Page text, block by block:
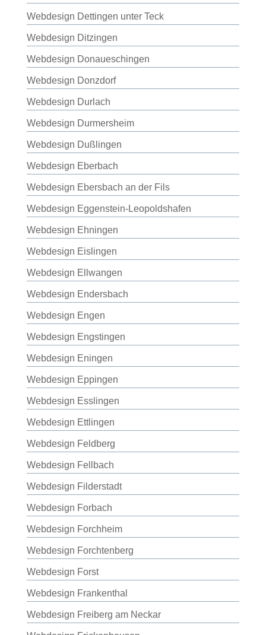
Webdesign Dettingen unter Teck
Webdesign Ditzingen
Webdesign Donaueschingen
Webdesign Donzdorf
Webdesign Durlach
Webdesign Durmersheim
Webdesign Dußlingen
Webdesign Eberbach
Webdesign Ebersbach an der Fils
Webdesign Eggenstein-Leopoldshafen
Webdesign Ehningen
Webdesign Eislingen
Webdesign Ellwangen
Webdesign Endersbach
Webdesign Engen
Webdesign Engstingen
Webdesign Eningen
Webdesign Eppingen
Webdesign Esslingen
Webdesign Ettlingen
Webdesign Feldberg
Webdesign Fellbach
Webdesign Filderstadt
Webdesign Forbach
Webdesign Forchheim
Webdesign Forchtenberg
Webdesign Forst
Webdesign Frankenthal
Webdesign Freiberg am Neckar